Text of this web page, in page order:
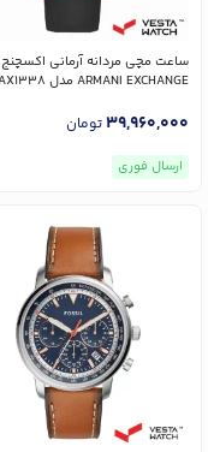
ساعت مچی مردانه آرمانی اکسچنج
ARMANI EXCHANGE مدل AX1338
39,960,000تومان
ارسال فوری